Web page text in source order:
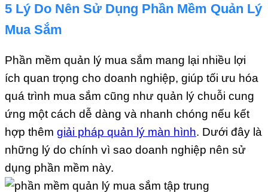
5 Lý Do Nên Sử Dụng Phần Mềm Quản Lý
Mua Sắm
Phần mềm quản lý mua sắm mang lại nhiều lợi
ích quan trọng cho doanh nghiệp, giúp tối ưu hóa
quá trình mua sắm cũng như quản lý chuỗi cung
ứng một cách dễ dàng và nhanh chóng nếu kết
hợp thêm giải pháp quản lý màn hình. Dưới đây là
những lý do chính vì sao doanh nghiệp nên sử
dụng phần mềm này.